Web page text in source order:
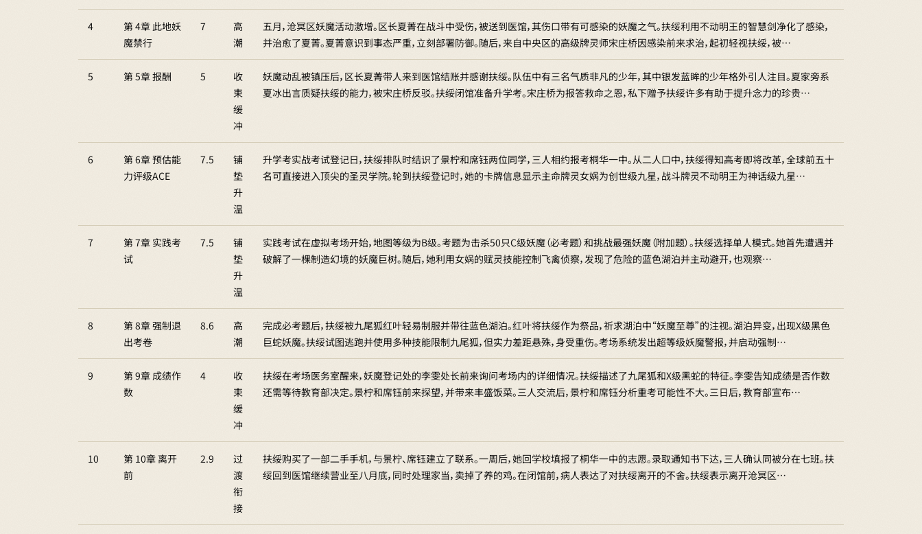
4
第 4章 此地妖
魔禁行
7
高
潮
五月，沧冥区妖魔活动激增。区长夏菁在战斗中受伤，被送到医馆，其伤口带有可感染的妖魔之气。扶绥利用不动明王的智慧剑净化了感染，
并治愈了夏菁。夏菁意识到事态严重，立刻部署防御。随后，来自中央区的高级牌灵师宋庄桥因感染前来求治，起初轻视扶绥，被…
5 第 5章 报酬 5
收
束
缓
冲
妖魔动乱被镇压后，区长夏菁带人来到医馆结账并感谢扶绥。队伍中有三名气质非凡的少年，其中银发蓝眸的少年格外引人注目。夏家旁系
夏冰出言质疑扶绥的能力，被宋庄桥反驳。扶绥闭馆准备升学考。宋庄桥为报答救命之恩，私下赠予扶绥许多有助于提升念力的珍贵…
6
第 6章 预估能
力评级ACE
7.5
铺
垫
升
温
升学考实战考试登记日，扶绥排队时结识了景柠和席钰两位同学，三人相约报考桐华一中。从二人口中，扶绥得知高考即将改革，全球前五十
名可直接进入顶尖的圣灵学院。轮到扶绥登记时，她的卡牌信息显示主命牌灵女娲为创世级九星，战斗牌灵不动明王为神话级九星…
7
第 7章 实践考
试
7.5
铺
垫
升
温
实践考试在虚拟考场开始，地图等级为B级。考题为击杀50只C级妖魔（必考题）和挑战最强妖魔（附加题）。扶绥选择单人模式。她首先遭遇并
破解了一棵制造幻境的妖魔巨树。随后，她利用女娲的赋灵技能控制飞禽侦察，发现了危险的蓝色湖泊并主动避开，也观察…
8
第 8章 强制退
出考卷
8.6
高
潮
完成必考题后，扶绥被九尾狐红叶轻易制服并带往蓝色湖泊。红叶将扶绥作为祭品，祈求湖泊中“妖魔至尊”的注视。湖泊异变，出现X级黑色
巨蛇妖魔。扶绥试图逃跑并使用多种技能限制九尾狐，但实力差距悬殊，身受重伤。考场系统发出超等级妖魔警报，并启动强制…
9
第 9章 成绩作
数
4
收
束
缓
冲
扶绥在考场医务室醒来，妖魔登记处的李雯处长前来询问考场内的详细情况。扶绥描述了九尾狐和X级黑蛇的特征。李雯告知成绩是否作数
还需等待教育部决定。景柠和席钰前来探望，并带来丰盛饭菜。三人交流后，景柠和席钰分析重考可能性不大。三日后，教育部宣布…
10
第 10章 离开
前
2.9
过
渡
衔
接
扶绥购买了一部二手手机，与景柠、席钰建立了联系。一周后，她回学校填报了桐华一中的志愿。录取通知书下达，三人确认同被分在七班。扶
绥回到医馆继续营业至八月底，同时处理家当，卖掉了养的鸡。在闭馆前，病人表达了对扶绥离开的不舍。扶绥表示离开沧冥区…